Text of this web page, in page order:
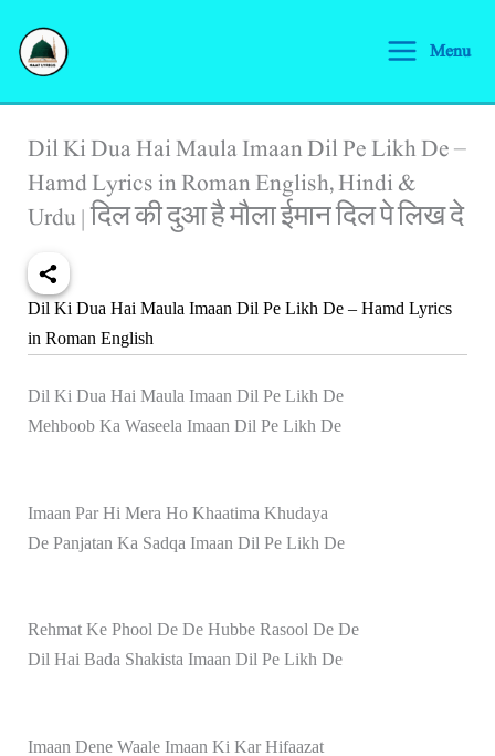
content
Menu
Dil Ki Dua Hai Maula Imaan Dil Pe Likh De –
Hamd Lyrics in Roman English, Hindi &
Urdu | दिल की दुआ है मौला ईमान दिल पे लिख दे
Dil Ki Dua Hai Maula Imaan Dil Pe Likh De – Hamd Lyrics
in Roman English
Dil Ki Dua Hai Maula Imaan Dil Pe Likh De
Mehboob Ka Waseela Imaan Dil Pe Likh De
Imaan Par Hi Mera Ho Khaatima Khudaya
De Panjatan Ka Sadqa Imaan Dil Pe Likh De
Rehmat Ke Phool De De Hubbe Rasool De De
Dil Hai Bada Shakista Imaan Dil Pe Likh De
Imaan Dene Waale Imaan Ki Kar Hifaazat
e
c
h